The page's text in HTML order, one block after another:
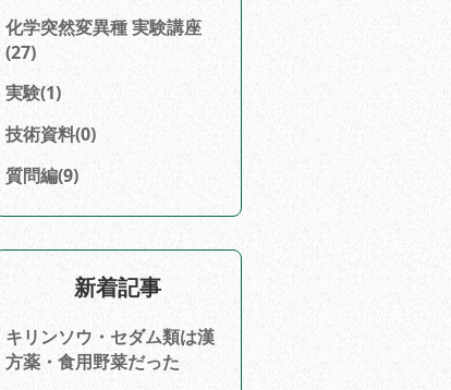
化学突然変異種 実験講座
(27)
実験(1)
技術資料(0)
質問編(9)
新着記事
キリンソウ・セダム類は漢
方薬・食用野菜だった